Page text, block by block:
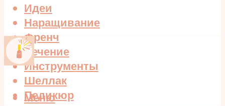
Идеи
Наращивание
Френч
Лечение
Инструменты
Шеллак
Педикюр
Меню